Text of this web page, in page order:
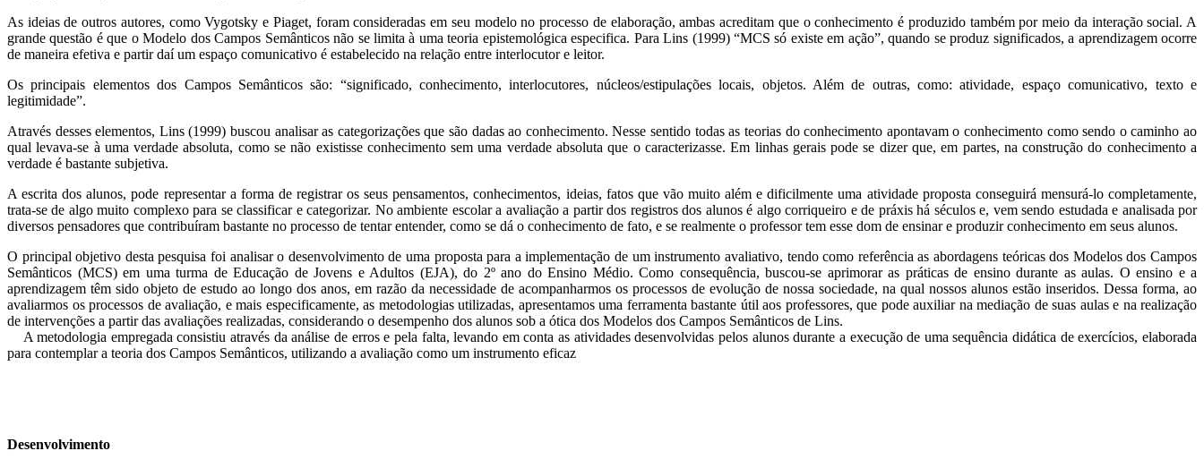
As ideias de outros autores, como Vygotsky e Piaget, foram consideradas em seu modelo no processo de elaboração, ambas acreditam que o conhecimento é produzido também por meio da interação social. A
grande questão é que o Modelo dos Campos Semânticos não se limita à uma teoria epistemológica especifica. Para Lins (1999) “MCS só existe em ação”, quando se produz significados, a aprendizagem ocorre
de maneira efetiva e partir daí um espaço comunicativo é estabelecido na relação entre interlocutor e leitor.
Os principais elementos dos Campos Semânticos são: “significado, conhecimento, interlocutores, núcleos/estipulações locais, objetos. Além de outras, como: atividade, espaço comunicativo, texto e
legitimidade”.
Através desses elementos, Lins (1999) buscou analisar as categorizações que são dadas ao conhecimento. Nesse sentido todas as teorias do conhecimento apontavam o conhecimento como sendo o caminho ao
qual levava-se à uma verdade absoluta, como se não existisse conhecimento sem uma verdade absoluta que o caracterizasse. Em linhas gerais pode se dizer que, em partes, na construção do conhecimento a
verdade é bastante subjetiva.
A escrita dos alunos, pode representar a forma de registrar os seus pensamentos, conhecimentos, ideias, fatos que vão muito além e dificilmente uma atividade proposta conseguirá mensurá-lo completamente,
trata-se de algo muito complexo para se classificar e categorizar. No ambiente escolar a avaliação a partir dos registros dos alunos é algo corriqueiro e de práxis há séculos e, vem sendo estudada e analisada por
diversos pensadores que contribuíram bastante no processo de tentar entender, como se dá o conhecimento de fato, e se realmente o professor tem esse dom de ensinar e produzir conhecimento em seus alunos.
O principal objetivo desta pesquisa foi analisar o desenvolvimento de uma proposta para a implementação de um instrumento avaliativo, tendo como referência as abordagens teóricas dos Modelos dos Campos
Semânticos (MCS) em uma turma de Educação de Jovens e Adultos (EJA), do 2º ano do Ensino Médio. Como consequência, buscou-se aprimorar as práticas de ensino durante as aulas. O ensino e a
aprendizagem têm sido objeto de estudo ao longo dos anos, em razão da necessidade de acompanharmos os processos de evolução de nossa sociedade, na qual nossos alunos estão inseridos. Dessa forma, ao
avaliarmos os processos de avaliação, e mais especificamente, as metodologias utilizadas, apresentamos uma ferramenta bastante útil aos professores, que pode auxiliar na mediação de suas aulas e na realização
de intervenções a partir das avaliações realizadas, considerando o desempenho dos alunos sob a ótica dos Modelos dos Campos Semânticos de Lins.
A metodologia empregada consistiu através da análise de erros e pela falta, levando em conta as atividades desenvolvidas pelos alunos durante a execução de uma sequência didática de exercícios, elaborada
para contemplar a teoria dos Campos Semânticos, utilizando a avaliação como um instrumento eficaz
Desenvolvimento